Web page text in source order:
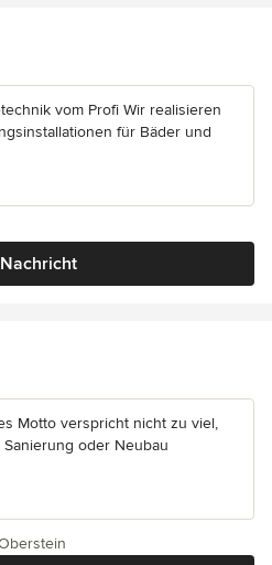
vom Profi Wir realisieren
für Bäder und
Nachricht
Motto verspricht nicht zu viel,
oder Neubau